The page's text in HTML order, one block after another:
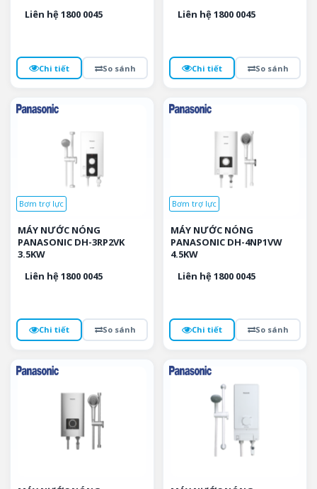
Liên hệ 1800 0045
Chi tiết So sánh
Liên hệ 1800 0045
Chi tiết So sánh
Bơm trợ lực
MÁY NƯỚC NÓNG
PANASONIC DH-3RP2VK
3.5KW
Liên hệ 1800 0045
Chi tiết So sánh
Bơm trợ lực
MÁY NƯỚC NÓNG
PANASONIC DH-4NP1VW
4.5KW
Liên hệ 1800 0045
Chi tiết So sánh